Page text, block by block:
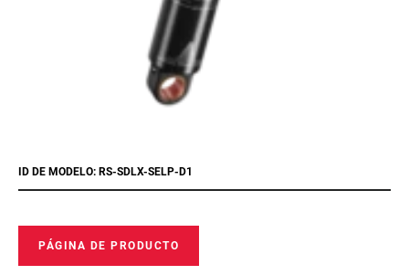
ID DE MODELO: RS-SDLX-SELP-D1
PÁGINA DE PRODUCTO